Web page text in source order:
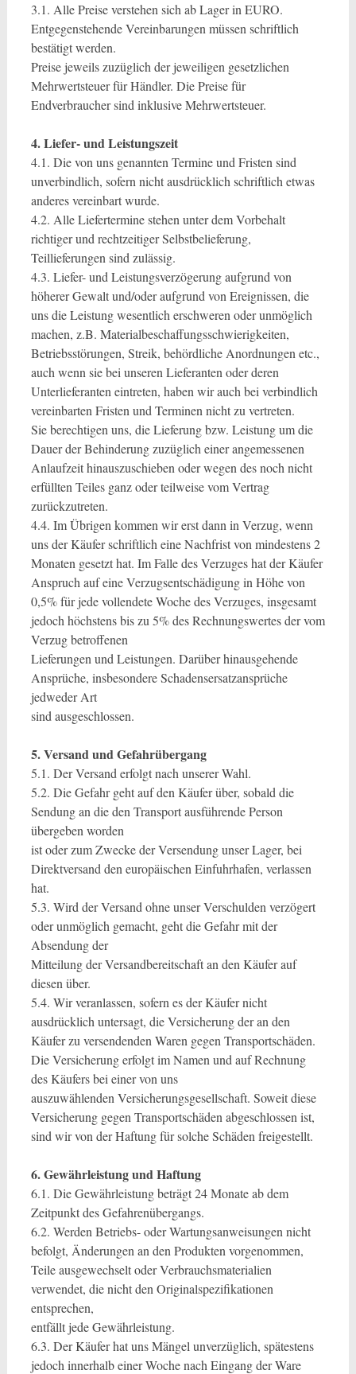
3.1. Alle Preise verstehen sich ab Lager in EURO.
Entgegenstehende Vereinbarungen müssen schriftlich
bestätigt werden.
Preise jeweils zuzüglich der jeweiligen gesetzlichen
Mehrwertsteuer für Händler. Die Preise für
Endverbraucher sind inklusive Mehrwertsteuer.
4. Liefer- und Leistungszeit
4.1. Die von uns genannten Termine und Fristen sind
unverbindlich, sofern nicht ausdrücklich schriftlich etwas
anderes vereinbart wurde.
4.2. Alle Liefertermine stehen unter dem Vorbehalt
richtiger und rechtzeitiger Selbstbelieferung,
Teillieferungen sind zulässig.
4.3. Liefer- und Leistungsverzögerung aufgrund von
höherer Gewalt und/oder aufgrund von Ereignissen, die
uns die Leistung wesentlich erschweren oder unmöglich
machen, z.B. Materialbeschaffungsschwierigkeiten,
Betriebsstörungen, Streik, behördliche Anordnungen etc.,
auch wenn sie bei unseren Lieferanten oder deren
Unterlieferanten eintreten, haben wir auch bei verbindlich
vereinbarten Fristen und Terminen nicht zu vertreten.
Sie berechtigen uns, die Lieferung bzw. Leistung um die
Dauer der Behinderung zuzüglich einer angemessenen
Anlaufzeit hinauszuschieben oder wegen des noch nicht
erfüllten Teiles ganz oder teilweise vom Vertrag
zurückzutreten.
4.4. Im Übrigen kommen wir erst dann in Verzug, wenn
uns der Käufer schriftlich eine Nachfrist von mindestens 2
Monaten gesetzt hat. Im Falle des Verzuges hat der Käufer
Anspruch auf eine Verzugsentschädigung in Höhe von
0,5% für jede vollendete Woche des Verzuges, insgesamt
jedoch höchstens bis zu 5% des Rechnungswertes der vom
Verzug betroffenen
Lieferungen und Leistungen. Darüber hinausgehende
Ansprüche, insbesondere Schadensersatzansprüche
jedweder Art
sind ausgeschlossen.
5. Versand und Gefahrübergang
5.1. Der Versand erfolgt nach unserer Wahl.
5.2. Die Gefahr geht auf den Käufer über, sobald die
Sendung an die den Transport ausführende Person
übergeben worden
ist oder zum Zwecke der Versendung unser Lager, bei
Direktversand den europäischen Einfuhrhafen, verlassen
hat.
5.3. Wird der Versand ohne unser Verschulden verzögert
oder unmöglich gemacht, geht die Gefahr mit der
Absendung der
Mitteilung der Versandbereitschaft an den Käufer auf
diesen über.
5.4. Wir veranlassen, sofern es der Käufer nicht
ausdrücklich untersagt, die Versicherung der an den
Käufer zu versendenden Waren gegen Transportschäden.
Die Versicherung erfolgt im Namen und auf Rechnung
des Käufers bei einer von uns
auszuwählenden Versicherungsgesellschaft. Soweit diese
Versicherung gegen Transportschäden abgeschlossen ist,
sind wir von der Haftung für solche Schäden freigestellt.
6. Gewährleistung und Haftung
6.1. Die Gewährleistung beträgt 24 Monate ab dem
Zeitpunkt des Gefahrenübergangs.
6.2. Werden Betriebs- oder Wartungsanweisungen nicht
befolgt, Änderungen an den Produkten vorgenommen,
Teile ausgewechselt oder Verbrauchsmaterialien
verwendet, die nicht den Originalspezifikationen
entsprechen,
entfällt jede Gewährleistung.
6.3. Der Käufer hat uns Mängel unverzüglich, spätestens
jedoch innerhalb einer Woche nach Eingang der Ware